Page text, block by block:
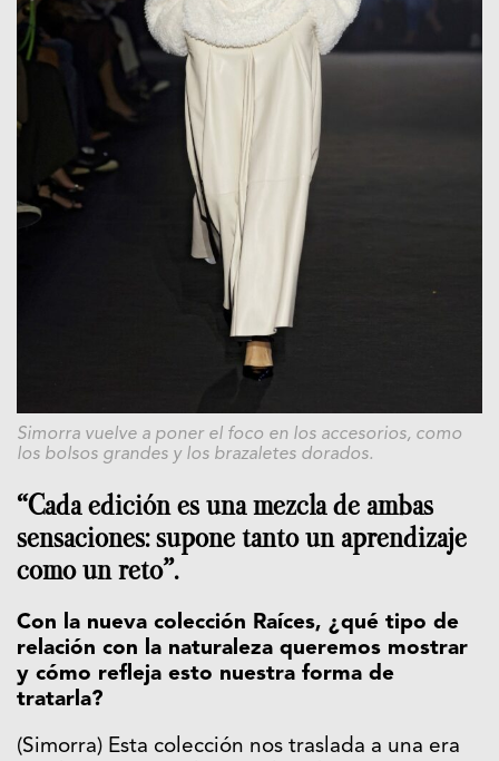
Simorra vuelve a poner el foco en los accesorios, como
los bolsos grandes y los brazaletes dorados.
“Cada edición es una mezcla de ambas
sensaciones: supone tanto un aprendizaje
como un reto”.
Con la nueva colección Raíces, ¿qué tipo de
relación con la naturaleza queremos mostrar
y cómo refleja esto nuestra forma de
tratarla?
(Simorra) Esta colección nos traslada a una era